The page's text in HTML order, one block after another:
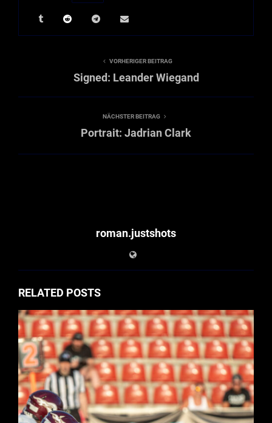
VORHERIGER BEITRAG
Signed: Leander Wiegand
NÄCHSTER BEITRAG
Portrait: Jadrian Clark
roman.justshots
RELATED POSTS